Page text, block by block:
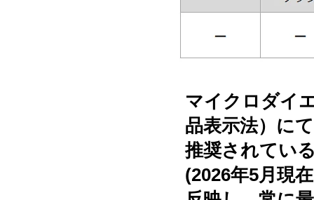
マイクロダイ
品表示法）に
推奨されてい
(2026年5月現